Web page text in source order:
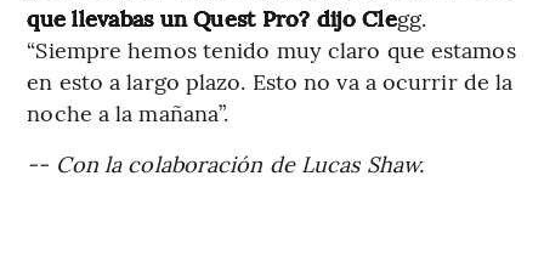
que llevabas un Quest Pro? dijo Clegg.
“Siempre hemos tenido muy claro que estamos
en esto a largo plazo. Esto no va a ocurrir de la
noche a la mañana”.
-- Con la colaboración de Lucas Shaw.